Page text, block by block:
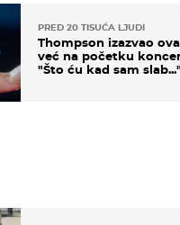
PRED 20 TISUĆA LJUDI
Thompson izazvao
već na početku
"Što ću kad sam slab..."